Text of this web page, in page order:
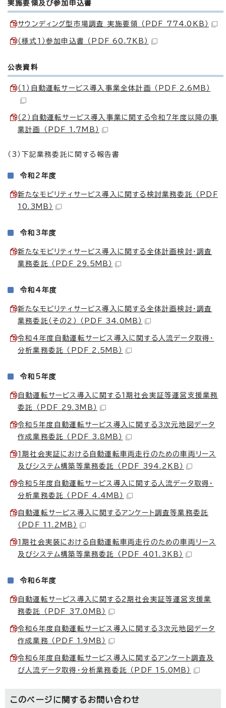
実施要領及び参加申込書
サウンディング型市場調査 実施要領 （PDF 774.0KB）
（様式1）参加申込書 （PDF 60.7KB）
公表資料
（1）自動運転サービス導入事業全体計画 （PDF 2.6MB）
（2）自動運転サービス導入事業に関する令和7年度以降の事
業計画 （PDF 1.7MB）
（3）下記業務委託に関する報告書
令和2年度
新たなモビリティサービス導入に関する検討業務委託 （PDF
10.3MB）
令和3年度
新たなモビリティサービス導入に関する全体計画検討・調査
業務委託 （PDF 29.5MB）
令和4年度
新たなモビリティサービス導入に関する全体計画検討・調査
業務委託（その2） （PDF 34.0MB）
令和4年度自動運転サービス導入に関する人流データ取得・
分析業務委託 （PDF 2.5MB）
令和5年度
自動運転サービス導入に関する1期社会実証等運営支援業務
委託 （PDF 29.3MB）
令和5年度自動運転サービス導入に関する3次元地図データ
作成業務委託 （PDF 3.8MB）
1期社会実証における自動運転車両走行のための車両リース
及びシステム構築等業務委託 （PDF 394.2KB）
令和5年度自動運転サービス導入に関する人流データ取得・
分析業務委託 （PDF 4.4MB）
自動運転サービス導入に関するアンケート調査等業務委託
（PDF 11.2MB）
1期社会実装における自動運転車両走行のための車両リース
及びシステム構築等業務委託 （PDF 401.3KB）
令和6年度
自動運転サービス導入に関する2期社会実証等運営支援業
務委託 （PDF 37.0MB）
令和6年度自動運転サービス導入に関する3次元地図データ
作成業務 （PDF 1.9MB）
令和6年度自動運転サービス導入に関するアンケート調査及
び人流データ取得・分析業務委託 （PDF 15.0MB）
このページに関する お問い合わせ